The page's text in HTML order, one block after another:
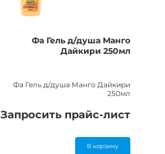
Фа Гель д/душа Манго
Дайкири 250мл
Фа Гель д/душа Манго Дайкири
250мл
Запросить прайс-лист
В корзину